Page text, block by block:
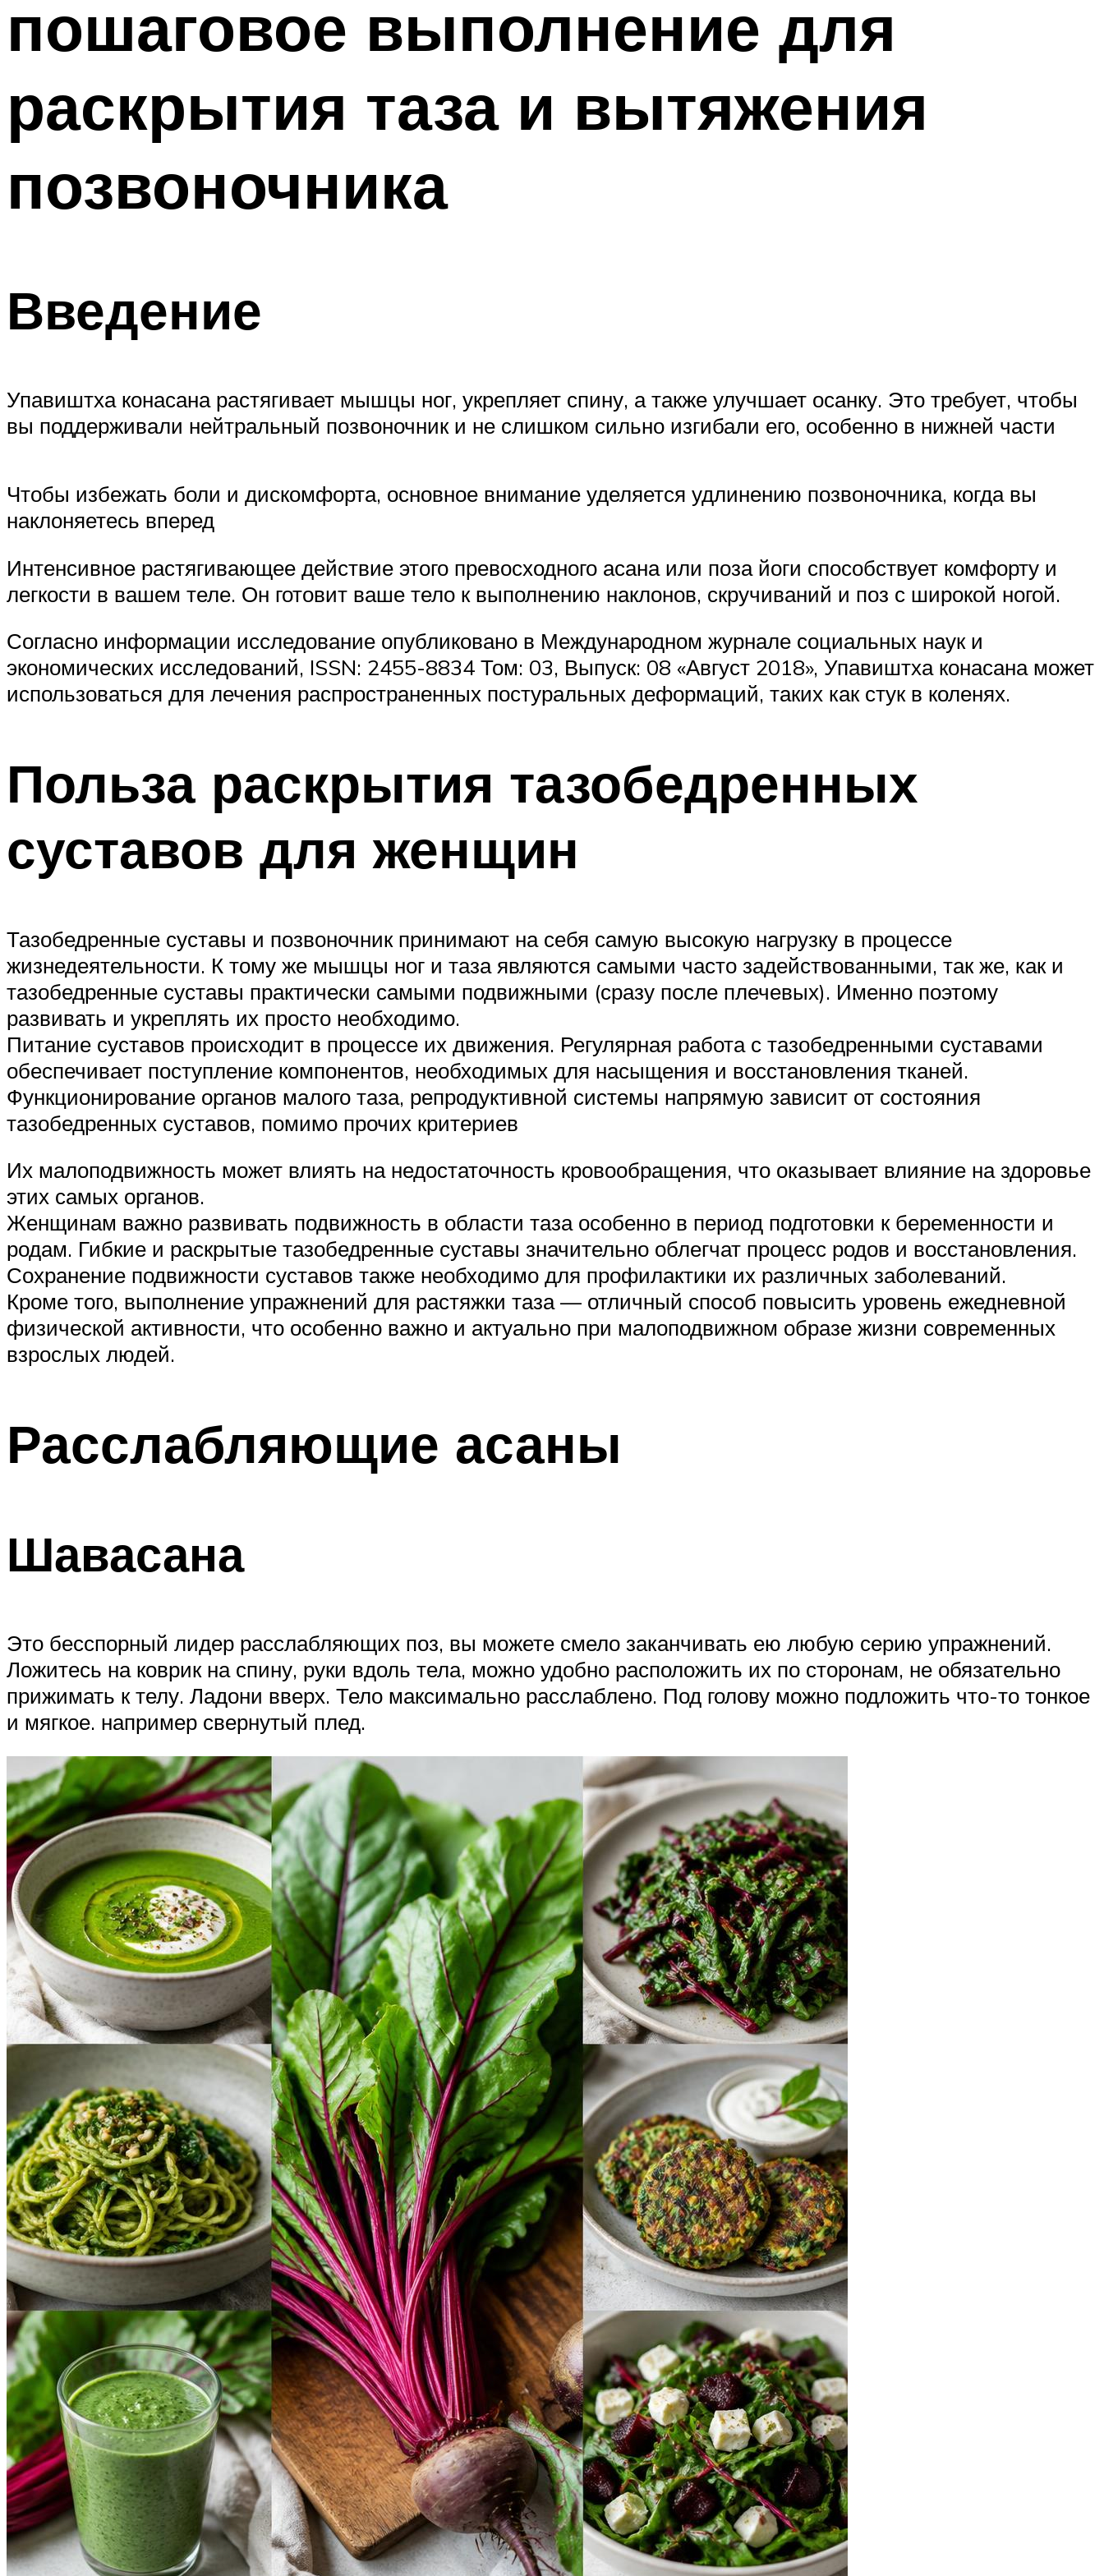
пошаговое выполнение для
раскрытия таза и вытяжения
позвоночника
Введение
Упавиштха конасана растягивает мышцы ног, укрепляет спину, а также улучшает осанку. Это требует, чтобы
вы поддерживали нейтральный позвоночник и не слишком сильно изгибали его, особенно в нижней части
Чтобы избежать боли и дискомфорта, основное внимание уделяется удлинению позвоночника, когда вы
наклоняетесь вперед
Интенсивное растягивающее действие этого превосходного асана или поза йоги способствует комфорту и
легкости в вашем теле. Он готовит ваше тело к выполнению наклонов, скручиваний и поз с широкой ногой.
Согласно информации исследование опубликовано в Международном журнале социальных наук и
экономических исследований, ISSN: 2455-8834 Том: 03, Выпуск: 08 «Август 2018», Упавиштха конасана может
использоваться для лечения распространенных постуральных деформаций, таких как стук в коленях.
Польза раскрытия тазобедренных
суставов для женщин
Тазобедренные суставы и позвоночник принимают на себя самую высокую нагрузку в процессе
жизнедеятельности. К тому же мышцы ног и таза являются самыми часто задействованными, так же, как и
тазобедренные суставы практически самыми подвижными (сразу после плечевых). Именно поэтому
развивать и укреплять их просто необходимо.
Питание суставов происходит в процессе их движения. Регулярная работа с тазобедренными суставами
обеспечивает поступление компонентов, необходимых для насыщения и восстановления тканей.
Функционирование органов малого таза, репродуктивной системы напрямую зависит от состояния
тазобедренных суставов, помимо прочих критериев
Их малоподвижность может влиять на недостаточность кровообращения, что оказывает влияние на здоровье
этих самых органов.
Женщинам важно развивать подвижность в области таза особенно в период подготовки к беременности и
родам. Гибкие и раскрытые тазобедренные суставы значительно облегчат процесс родов и восстановления.
Сохранение подвижности суставов также необходимо для профилактики их различных заболеваний.
Кроме того, выполнение упражнений для растяжки таза — отличный способ повысить уровень ежедневной
физической активности, что особенно важно и актуально при малоподвижном образе жизни современных
взрослых людей.
Расслабляющие асаны
Шавасана
Это бесспорный лидер расслабляющих поз, вы можете смело заканчивать ею любую серию упражнений.
Ложитесь на коврик на спину, руки вдоль тела, можно удобно расположить их по сторонам, не обязательно
прижимать к телу. Ладони вверх. Тело максимально расслаблено. Под голову можно подложить что-то тонкое
и мягкое. например свернутый плед.